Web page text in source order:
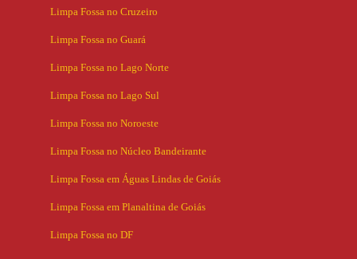
Limpa Fossa no Cruzeiro
Limpa Fossa no Guará
Limpa Fossa no Lago Norte
Limpa Fossa no Lago Sul
Limpa Fossa no Noroeste
Limpa Fossa no Núcleo Bandeirante
Limpa Fossa em Águas Lindas de Goiás
Limpa Fossa em Planaltina de Goiás
Limpa Fossa no DF